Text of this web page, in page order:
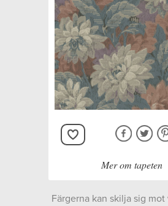
Mer om tapeten
Färgerna kan skilja sig